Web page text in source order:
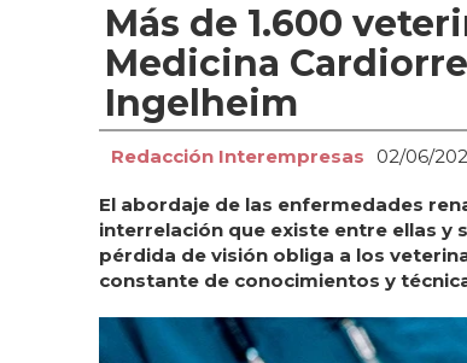
Más de 1.600
Medicina
Ingelheim
Redacción Interempresas 02/06/
El abordaje de las enfermedades
interrelación que existe entre ellas y
pérdida de visión obliga a los
constante de conocimientos y